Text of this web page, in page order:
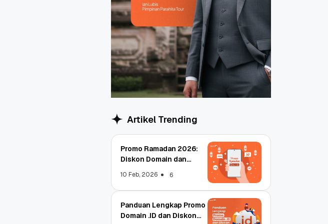
Artikel Trending
Promo Ramadan 2026:
Diskon Domain dan
10 Feb, 2026 6
Panduan Lengkap Promo
Domain .ID dan Diskon